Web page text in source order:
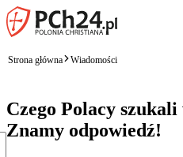
Strona główna Wiadomości
Czego Polacy
Znamy odpowiedź!